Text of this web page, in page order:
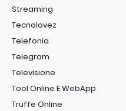
Streaming
Tecnolovez
Telefonia
Telegram
Televisione
Tool Online E WebApp
Truffe Online